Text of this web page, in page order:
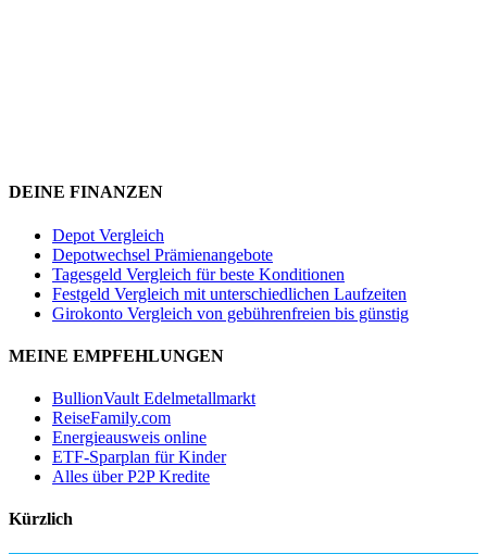
DEINE FINANZEN
Depot Vergleich
Depotwechsel Prämienangebote
Tagesgeld Vergleich für beste Konditionen
Festgeld Vergleich mit unterschiedlichen Laufzeiten
Girokonto Vergleich von gebührenfreien bis günstig
MEINE EMPFEHLUNGEN
BullionVault Edelmetallmarkt
ReiseFamily.com
Energieausweis online
ETF-Sparplan für Kinder
Alles über P2P Kredite
Kürzlich